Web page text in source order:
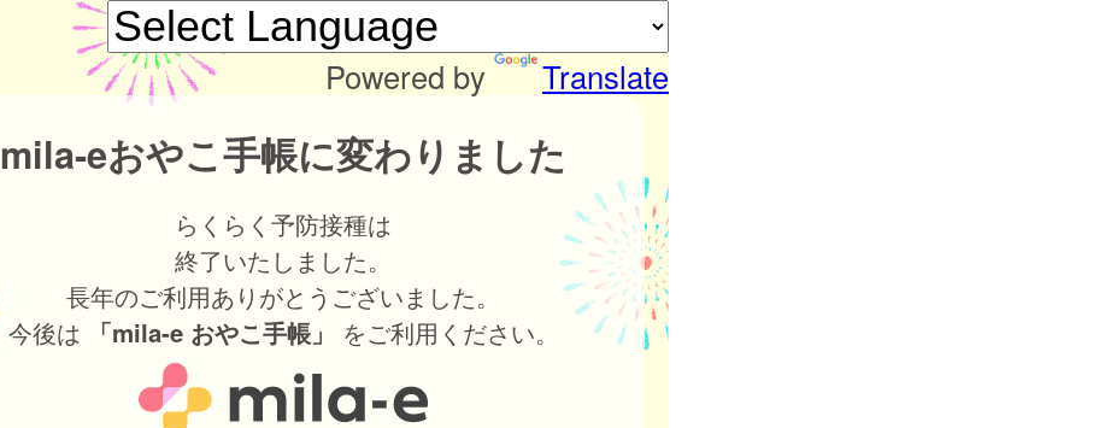
Powered by Translate
mila-eおやこ手帳に変わりました
らくらく予防接種は
終了いたしました。
長年のご利用ありがとうございました。
今後は
「mila-e おやこ手帳」 をご利用ください。